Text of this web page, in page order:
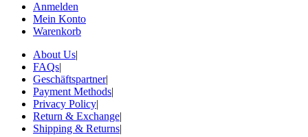
Anmelden
Mein Konto
Warenkorb
About Us
FAQs
Geschäftspartner|
Payment Methods
Privacy Policy
Return & Exchange
Shipping & Returns